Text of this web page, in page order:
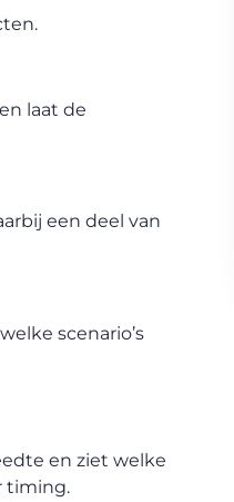
laat de
een deel van
scenario’s
en ziet welke
timing.